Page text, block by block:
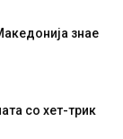
знае
со хет-трик